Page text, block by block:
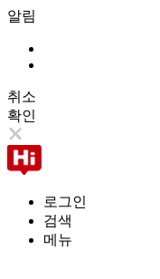
알림
취소
확인
로그인
검색
메뉴